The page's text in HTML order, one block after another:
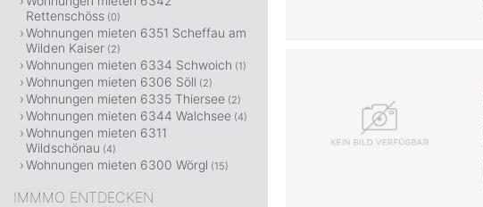
Rettenschöss (0)
Wohnungen mieten 6351 Scheffau am
Wilden Kaiser (2)
Wohnungen mieten 6334 Schwoich (1)
Wohnungen mieten 6306 Söll (2)
Wohnungen mieten 6335 Thiersee (2)
Wohnungen mieten 6344 Walchsee (4)
Wohnungen mieten 6311
Wildschönau (4)
Wohnungen mieten 6300 Wörgl (15)
IMMMO ENTDECKEN